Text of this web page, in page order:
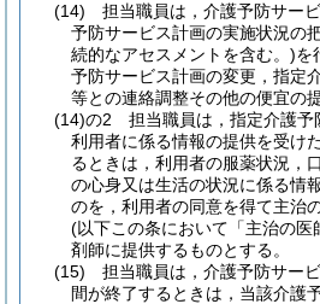
(14)
担当職員は，介護予防サー
予防サービス計画の実施状況の
続的なアセスメントを含む。)を
予防サービス計画の変更，指定
等との連絡調整その他の便宜の
(14)の2
担当職員は，指定介護
利用者に係る情報の提供を受け
るときは，利用者の服薬状況，
の心身又は生活の状況に係る情
のを，利用者の同意を得て主治
(以下この条において「主治の医
剤師に提供するものとする。
(15)
担当職員は，介護予防サー
間が終了するときは，当該介護